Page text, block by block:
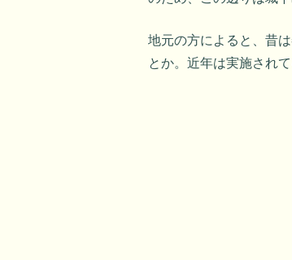
地元の方によると、昔
とか。近年は実施され